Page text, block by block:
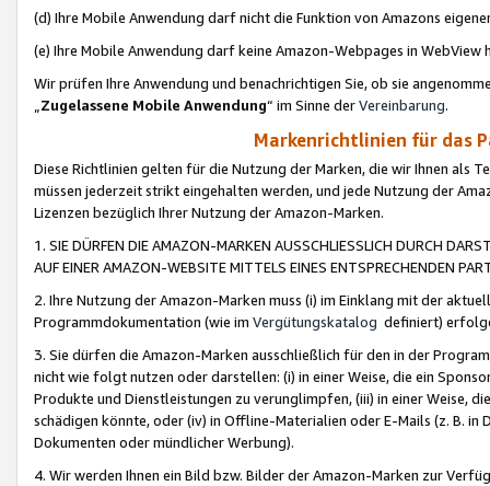
(d) Ihre Mobile Anwendung darf nicht die Funktion von Amazons
(e) Ihre Mobile Anwendung darf keine Amazon-Webpages in WebView
Wir prüfen Ihre Anwendung und benachrichtigen Sie, ob sie
„Zugelassene Mobile Anwendung“ im Sinne derVereinbarung.
Markenrichtlinien für das
Diese Richtlinien gelten für die Nutzung der Marken, die wir Ihnen als
müssen jederzeit strikt eingehalten werden, und jede Nutzung der
Lizenzen bezüglich Ihrer Nutzung der Amazon-Marken.
1. SIE DÜRFEN DIE AMAZON-MARKEN AUSSCHLIESSLICH DURCH
AUF EINER AMAZON-WEBSITE MITTELS EINES ENTSPRECHENDEN
2. Ihre Nutzung der Amazon-Marken muss (i) im Einklang mit der
Programmdokumentation (wie im Vergütungskatalog definiert)
3. Sie dürfen die Amazon-Marken ausschließlich für den in der
nicht wie folgt nutzen oder darstellen: (i) in einer Weise, die ein
Produkte und Dienstleistungen zu verunglimpfen, (iii) in einer Weise,
schädigen könnte, oder (iv) in Offline-Materialien oder E-Mails (z. B. in
Dokumenten oder mündlicher Werbung).
4. Wir werden Ihnen ein Bild bzw. Bilder der Amazon-Marken zur